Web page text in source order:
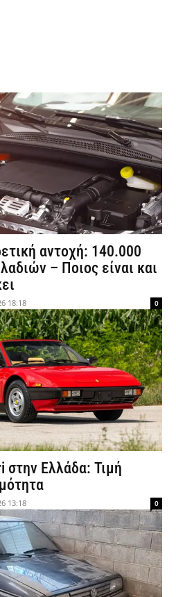
αντοχή: 140.000
– Ποιος είναι και
18:18 0
Ελλάδα: Τιμή
13:18 0